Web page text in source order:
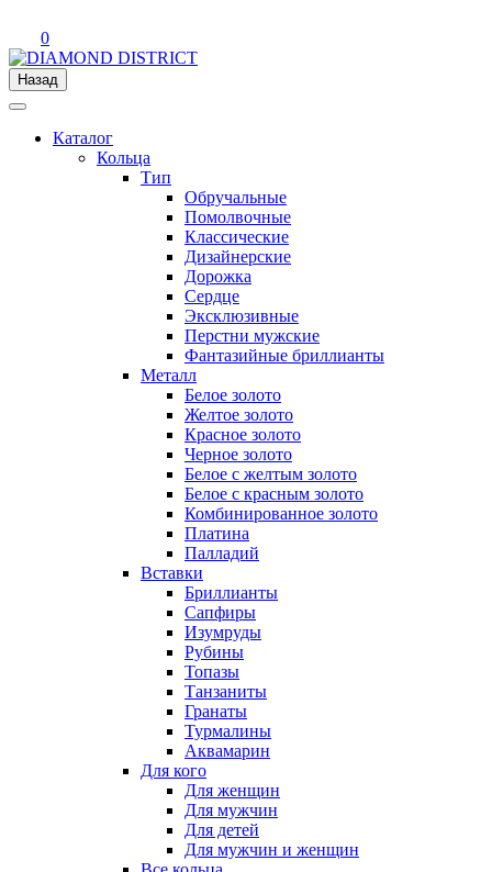
0
Назад
Каталог
Кольца
Тип
Обручальные
Помолвочные
Классические
Дизайнерские
Дорожка
Сердце
Эксклюзивные
Перстни мужские
Фантазийные бриллианты
Металл
Белое золото
Желтое золото
Красное золото
Черное золото
Белое с желтым золото
Белое с красным золото
Комбинированное золото
Платина
Палладий
Вставки
Бриллианты
Сапфиры
Изумруды
Рубины
Топазы
Танзаниты
Гранаты
Турмалины
Аквамарин
Для кого
Для женщин
Для мужчин
Для детей
Для мужчин и женщин